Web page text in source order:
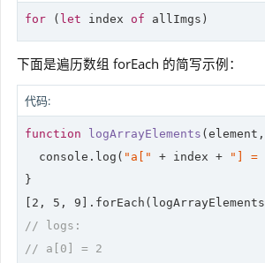
for ( let index of
下面是遍历数组 forEach 的简写示例：
代码:
function logArrayElements (
console .log( "a[" + index + "] =
}
2 , 5 , 9
// logs:
// a[0] = 2